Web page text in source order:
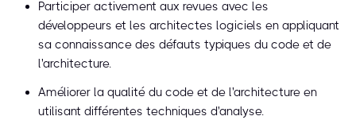
Participer activement aux revues avec les
développeurs et les architectes logiciels en appliquant
sa connaissance des défauts typiques du code et de
l'architecture.
Améliorer la qualité du code et de l'architecture en
utilisant différentes techniques d'analyse.